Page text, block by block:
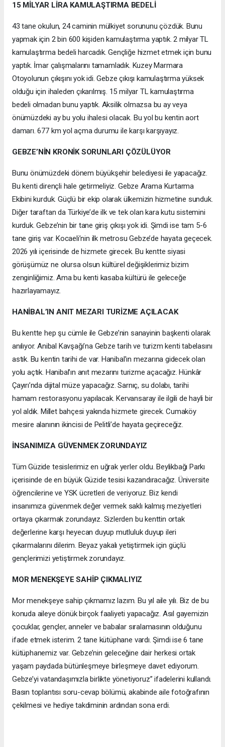
15 MİLYAR LİRA KAMULAŞTIRMA BEDELİ
43 tane okulun, 24 caminin mülkiyet sorununu çözdük. Bunu
yapmak için 2 bin 600 kişiden kamulaştırma yaptık. 2 milyar TL
kamulaştırma bedeli harcadık. Gençliğe hizmet etmek için bunu
yaptık. İmar çalışmalarını tamamladık. Kuzey Marmara
Otoyolunun çıkışını yok idi. Gebze çıkışı kamulaştırma yüksek
olduğu için ihaleden çıkarılmış. 15 milyar TL kamulaştırma
bedeli olmadan bunu yaptık. Aksilik olmazsa bu ay veya
önümüzdeki ay bu yolu ihalesi olacak. Bu yol bu kentin aort
damarı. 677 km yol açma durumu ile karşı karşıyayız.
GEBZE’NİN KRONİK SORUNLARI ÇÖZÜLÜYOR
Bunu önümüzdeki dönem büyükşehir belediyesi ile yapacağız.
Bu kenti dirençli hale getirmeliyiz. Gebze Arama Kurtarma
Ekibini kurduk. Güçlü bir ekip olarak ülkemizin hizmetine sunduk.
Diğer taraftan da Türkiye’de ilk ve tek olan kara kutu sistemini
kurduk. Gebze’nin bir tane giriş çıkışı yok idi. Şimdi ise tam 5-6
tane giriş var. Kocaeli’nin ilk metrosu Gebze’de hayata geçecek.
2026 yılı içerisinde de hizmete girecek. Bu kentte siyasi
görüşümüz ne olursa olsun kültürel değişiklerimiz bizim
zenginliğimiz. Ama bu kenti kasaba kültürü ile geleceğe
hazırlayamayız.
HANİBAL’IN ANIT MEZARI TURİZME AÇILACAK
Bu kentte hep şu cümle ile Gebze’nin sanayinin başkenti olarak
anılıyor. Anibal Kavşağı’na Gebze tarih ve turizm kenti tabelasını
astık. Bu kentin tarihi de var. Hanibal’ın mezarına gidecek olan
yolu açtık. Hanibal’ın anıt mezarını turizme açacağız. Hünkâr
Çayırı’nda dijital müze yapacağız. Sarnıç, su dolabı, tarihi
hamam restorasyonu yapılacak. Kervansaray ile ilgili de hayli bir
yol aldık. Millet bahçesi yakında hizmete girecek. Cumaköy
mesire alanının ikincisi de Pelitli’de hayata geçireceğiz.
İNSANIMIZA GÜVENMEK ZORUNDAYIZ
Tüm Güzide tesislerimiz en uğrak yerler oldu. Beylikbağı Parkı
içerisinde de en büyük Güzide tesisi kazandıracağız. Üniversite
öğrencilerine ve YSK ücretleri de veriyoruz. Biz kendi
insanımıza güvenmek değer vermek saklı kalmış meziyetleri
ortaya çıkarmak zorundayız. Sizlerden bu kenttin ortak
değerlerine karşı heyecan duyup mutluluk duyup ileri
çıkarmalarını dilerim. Beyaz yakalı yetiştirmek için güçlü
gençlerimizi yetiştirmek zorundayız.
MOR MENEKŞEYE SAHİP ÇIKMALIYIZ
Mor menekşeye sahip çıkmamız lazım. Bu yıl aile yılı. Biz de bu
konuda aileye dönük birçok faaliyeti yapacağız. Asıl gayemizin
çocuklar, gençler, anneler ve babalar sıralamasının olduğunu
ifade etmek isterim. 2 tane kütüphane vardı. Şimdi ise 6 tane
kütüphanemiz var. Gebze’nin geleceğine dair herkesi ortak
yaşam paydada bütünleşmeye birleşmeye davet ediyorum.
Gebze’yi vatandaşımızla birlikte yönetiyoruz” ifadelerini kullandı.
Basın toplantısı soru-cevap bölümü, akabinde aile fotoğrafının
çekilmesi ve hediye takdiminin ardından sona erdi.